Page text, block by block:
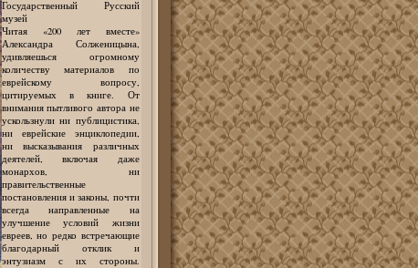
Государственный Русский
музей
Читая «200 лет вместе»
Александра Солженицына,
удивляешься огромному
количеству материалов по
еврейскому вопросу,
цитируемых в книге. От
внимания пытливого автора не
ускользнули ни публицистика,
ни еврейские энциклопедии,
ни высказывания различных
деятелей, включая даже
монархов, ни
правительственные
постановления и законы, почти
всегда направленные на
улучшение условий жизни
евреев, но редко встречающие
благодарный отклик и
энтузиазм с их стороны.